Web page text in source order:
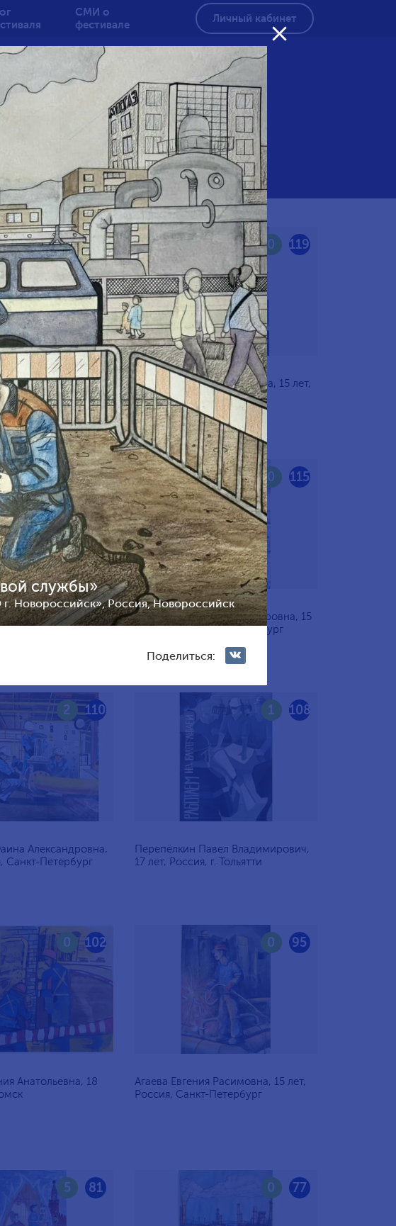
СМИ о
фестивале
Личный кабинет

службы»
Новороссийск», Россия, Новороссийск
Поделиться:
120
0
Андреевна, 15 лет,
Петербург
119
0
Пятыгина Мария Сергеевна, 15 лет,
Россия, Санкт-Петербург
117
4
Витальевна, 17 лет,
115
0
Исаева Варвара Александровна, 15
лет, Россия, Санкт-Петербург
110
2
Александровна,
Санкт-Петербург
108
1
Перепёлкин Павел Владимирович,
17 лет, Россия, г. Тольятти
102
0
Анатольевна, 18
95
0
Агаева Евгения Расимовна, 15 лет,
Россия, Санкт-Петербург
81
5 77
0